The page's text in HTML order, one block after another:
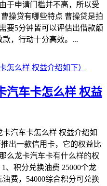
于申请门槛并不高，所以受
操贷有哪些特点 曹操贷是拍
要5分钟皆可以评估出借款额
，行动十分高效。...
汽车卡怎么样 权益
汽车卡怎么样 权益介绍如
出一款信用卡，它的权益比
么龙卡汽车卡有什么样的权
、积分兑换油费 25000个龙
费，54000综合积分可兑换